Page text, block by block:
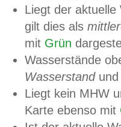
Liegt der
gilt dies als
mit Grün
Wasserstände
Wasserstandund
Liegt kein MHW
Karte ebenso mit